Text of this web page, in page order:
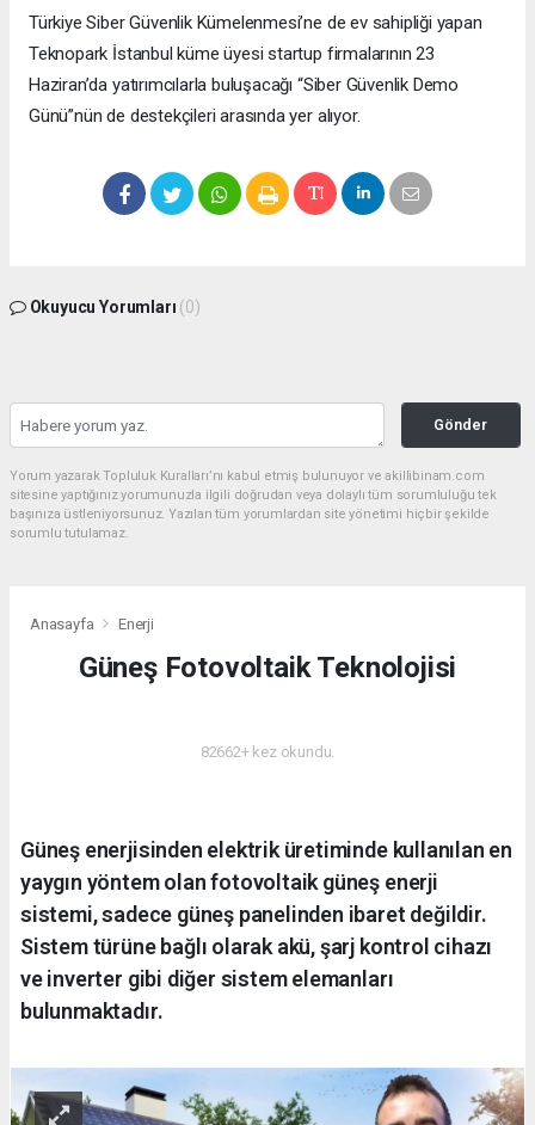
Türkiye Siber Güvenlik Kümelenmesi’ne de ev sahipliği yapan
Teknopark İstanbul küme üyesi startup firmalarının 23
Haziran’da yatırımcılarla buluşacağı “Siber Güvenlik Demo
Günü”nün de destekçileri arasında yer alıyor.
Okuyucu Yorumları (0)
Gönder
Yorum yazarak Topluluk Kuralları’nı kabul etmiş bulunuyor ve akillibinam.com
sitesine yaptığınız yorumunuzla ilgili doğrudan veya dolaylı tüm sorumluluğu tek
başınıza üstleniyorsunuz. Yazılan tüm yorumlardan site yönetimi hiçbir şekilde
sorumlu tutulamaz.
Anasayfa Enerji
Güneş Fotovoltaik Teknolojisi
82662+ kez okundu.
Güneş enerjisinden elektrik üretiminde kullanılan en
yaygın yöntem olan fotovoltaik güneş enerji
sistemi, sadece güneş panelinden ibaret değildir.
Sistem türüne bağlı olarak akü, şarj kontrol cihazı
ve inverter gibi diğer sistem elemanları
bulunmaktadır.